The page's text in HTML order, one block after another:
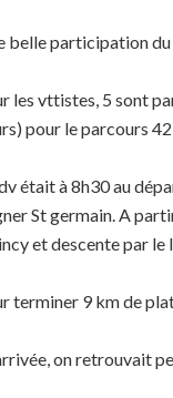
belle participation du
les vttistes, 5 sont
pour le parcours
était à 8h30 au
St germain. A
et descente par le
terminer 9 km de
on retrouvait